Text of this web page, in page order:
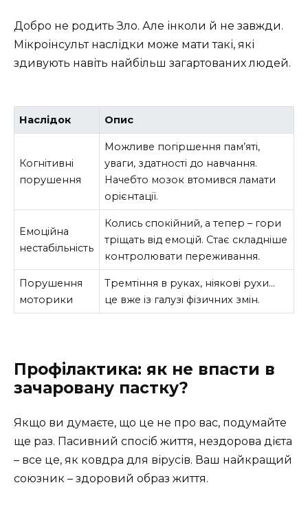
Добро не родить Зло. Але інколи й не завжди.
Мікроінсульт наслідки може мати такі, які
здивують навіть найбільш загартованих людей.
Наслідок Опис
Когнітивні
порушення
Можливе погіршення пам’яті,
уваги, здатності до навчання.
Начебто мозок втомився ламати
орієнтації.
Емоційна
нестабільність
Колись спокійний, а тепер – гори
тріщать від емоцій. Стає складніше
контролювати переживання.
Порушення
моторики
Тремтіння в руках, ніякові рухи…
це вже із галузі фізичних змін.
Профілактика: як не впасти в
зачаровану пастку?
Якщо ви думаєте, що це не про вас, подумайте
ще раз. Пасивний спосіб життя, нездорова дієта
– все це, як ковдра для вірусів. Ваш найкращий
союзник – здоровий образ життя.